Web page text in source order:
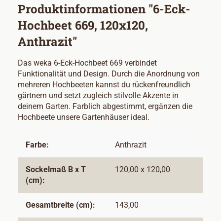
Produktinformationen "6-Eck-
Hochbeet 669, 120x120,
Anthrazit"
Das weka 6-Eck-Hochbeet 669 verbindet
Funktionalität und Design. Durch die Anordnung von
mehreren Hochbeeten kannst du rückenfreundlich
gärtnern und setzt zugleich stilvolle Akzente in
deinem Garten. Farblich abgestimmt, ergänzen die
Hochbeete unsere Gartenhäuser ideal.
Farbe: Anthrazit
Sockelmaß B x T
(cm):
120,00 x 120,00
Gesamtbreite (cm): 143,00